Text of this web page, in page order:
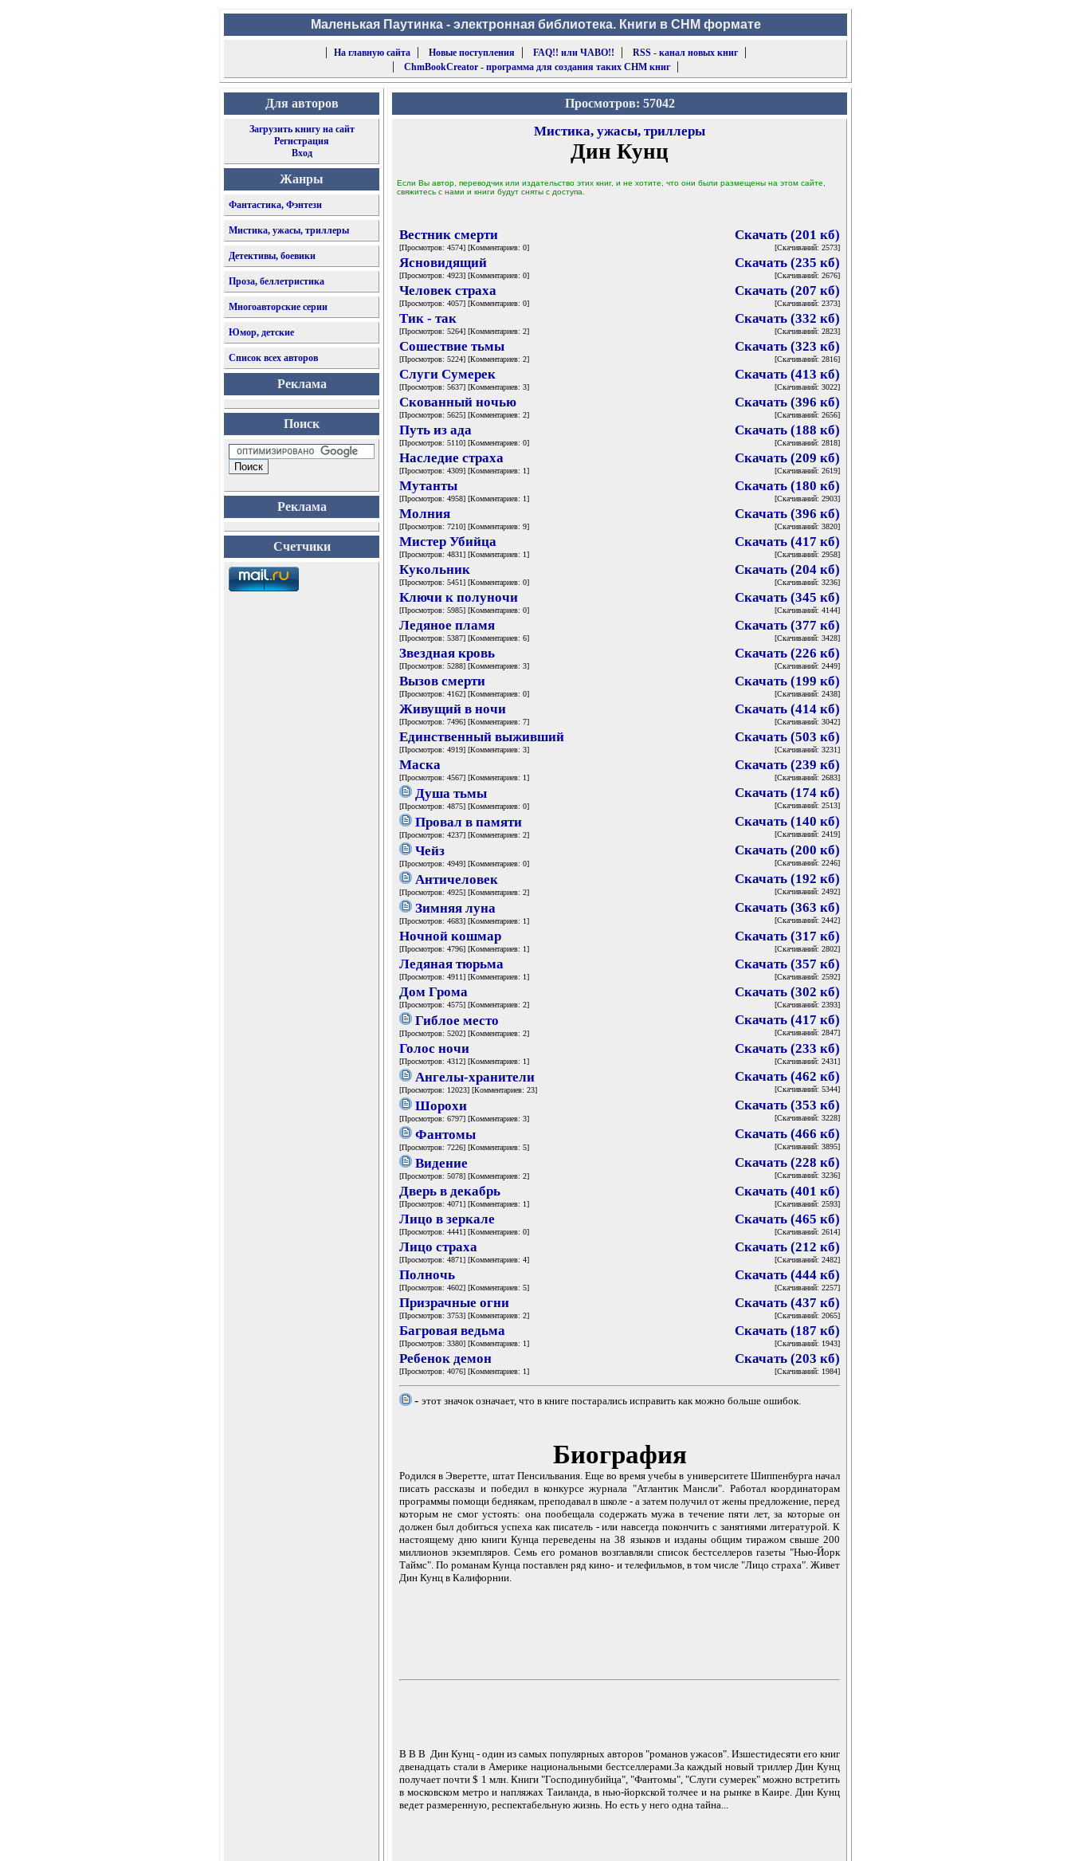
Маленькая Паутинка - электронная библиотека. Книги в CHM формате
|
На главную сайта| Новые поступления | FAQ!! или ЧАВО!! | RSS - канал новых книг|
|
ChmBookCreator - программа для создания таких CHM книг|
Для авторов
Загрузить книгу на сайт
Регистрация
Вход
Жанры
Фантастика, Фэнтези
Мистика, ужасы, триллеры
Детективы, боевики
Проза, беллетристика
Многоавторские серии
Юмор, детские
Список всех авторов
Реклама
Поиск
Реклама
Счетчики
Просмотров: 57042
Мистика, ужасы, триллеры
Дин Кунц
Если Вы автор, переводчик или издательство этих книг, и не хотите, что они были размещены на этом сайте,
свяжитесь с нами и книги будут сняты с доступа.
Вестник смерти
[Просмотров: 4574] [Комментариев: 0]
Скачать (201 кб)
[Скачиваний: 2573]
Ясновидящий
[Просмотров: 4923] [Комментариев: 0]
Скачать (235 кб)
[Скачиваний: 2676]
Человек страха
[Просмотров: 4057] [Комментариев: 0]
Скачать (207 кб)
[Скачиваний: 2373]
Тик - так
[Просмотров: 5264] [Комментариев: 2]
Скачать (332 кб)
[Скачиваний: 2823]
Сошествие тьмы
[Просмотров: 5224] [Комментариев: 2]
Скачать (323 кб)
[Скачиваний: 2816]
Слуги Сумерек
[Просмотров: 5637] [Комментариев: 3]
Скачать (413 кб)
[Скачиваний: 3022]
Скованный ночью
[Просмотров: 5625] [Комментариев: 2]
Скачать (396 кб)
[Скачиваний: 2656]
Путь из ада
[Просмотров: 5110] [Комментариев: 0]
Скачать (188 кб)
[Скачиваний: 2818]
Наследие страха
[Просмотров: 4309] [Комментариев: 1]
Скачать (209 кб)
[Скачиваний: 2619]
Мутанты
[Просмотров: 4958] [Комментариев: 1]
Скачать (180 кб)
[Скачиваний: 2903]
Молния
[Просмотров: 7210] [Комментариев: 9]
Скачать (396 кб)
[Скачиваний: 3820]
Мистер Убийца
[Просмотров: 4831] [Комментариев: 1]
Скачать (417 кб)
[Скачиваний: 2958]
Кукольник
[Просмотров: 5451] [Комментариев: 0]
Скачать (204 кб)
[Скачиваний: 3236]
Ключи к полуночи
[Просмотров: 5985] [Комментариев: 0]
Скачать (345 кб)
[Скачиваний: 4144]
Ледяное пламя
[Просмотров: 5387] [Комментариев: 6]
Скачать (377 кб)
[Скачиваний: 3428]
Звездная кровь
[Просмотров: 5288] [Комментариев: 3]
Скачать (226 кб)
[Скачиваний: 2449]
Вызов смерти
[Просмотров: 4162] [Комментариев: 0]
Скачать (199 кб)
[Скачиваний: 2438]
Живущий в ночи
[Просмотров: 7496] [Комментариев: 7]
Скачать (414 кб)
[Скачиваний: 3042]
Единственный выживший
[Просмотров: 4919] [Комментариев: 3]
Скачать (503 кб)
[Скачиваний: 3231]
Маска
[Просмотров: 4567] [Комментариев: 1]
Скачать (239 кб)
[Скачиваний: 2683]
Душа тьмы
[Просмотров: 4875] [Комментариев: 0]
Скачать (174 кб)
[Скачиваний: 2513]
Провал в памяти
[Просмотров: 4237] [Комментариев: 2]
Скачать (140 кб)
[Скачиваний: 2419]
Чейз
[Просмотров: 4949] [Комментариев: 0]
Скачать (200 кб)
[Скачиваний: 2246]
Античеловек
[Просмотров: 4925] [Комментариев: 2]
Скачать (192 кб)
[Скачиваний: 2492]
Зимняя луна
[Просмотров: 4683] [Комментариев: 1]
Скачать (363 кб)
[Скачиваний: 2442]
Ночной кошмар
[Просмотров: 4796] [Комментариев: 1]
Скачать (317 кб)
[Скачиваний: 2802]
Ледяная тюрьма
[Просмотров: 4911] [Комментариев: 1]
Скачать (357 кб)
[Скачиваний: 2592]
Дом Грома
[Просмотров: 4575] [Комментариев: 2]
Скачать (302 кб)
[Скачиваний: 2393]
Гиблое место
[Просмотров: 5202] [Комментариев: 2]
Скачать (417 кб)
[Скачиваний: 2847]
Голос ночи
[Просмотров: 4312] [Комментариев: 1]
Скачать (233 кб)
[Скачиваний: 2431]
Ангелы-хранители
[Просмотров: 12023] [Комментариев: 23]
Скачать (462 кб)
[Скачиваний: 5344]
Шорохи
[Просмотров: 6797] [Комментариев: 3]
Скачать (353 кб)
[Скачиваний: 3228]
Фантомы
[Просмотров: 7226] [Комментариев: 5]
Скачать (466 кб)
[Скачиваний: 3895]
Видение
[Просмотров: 5078] [Комментариев: 2]
Скачать (228 кб)
[Скачиваний: 3236]
Дверь в декабрь
[Просмотров: 4071] [Комментариев: 1]
Скачать (401 кб)
[Скачиваний: 2593]
Лицо в зеркале
[Просмотров: 4441] [Комментариев: 0]
Скачать (465 кб)
[Скачиваний: 2614]
Лицо страха
[Просмотров: 4871] [Комментариев: 4]
Скачать (212 кб)
[Скачиваний: 2482]
Полночь
[Просмотров: 4602] [Комментариев: 5]
Скачать (444 кб)
[Скачиваний: 2257]
Призрачные огни
[Просмотров: 3753] [Комментариев: 2]
Скачать (437 кб)
[Скачиваний: 2065]
Багровая ведьма
[Просмотров: 3380] [Комментариев: 1]
Скачать (187 кб)
[Скачиваний: 1943]
Ребенок демон
[Просмотров: 4076] [Комментариев: 1]
Скачать (203 кб)
[Скачиваний: 1984]
- этот значок означает, что в книге постарались исправить как можно больше ошибок.
Биография
Родился в Эверетте, штат Пенсильвания. Еще во время учебы в университете Шиппенбурга начал
писать рассказы и победил в конкурсе журнала "Атлантик Мансли". Работал координаторам
программы помощи беднякам, преподавал в школе - а затем получил от жены предложение, перед
которым не смог устоять: она пообещала содержать мужа в течение пяти лет, за которые он
должен был добиться успеха как писатель - или навсегда покончить с занятиями литературой. К
настоящему дню книги Кунца переведены на 38 языков и изданы общим тиражом свыше 200
миллионов экземпляров. Семь его романов возглавляли список бестселлеров газеты "Нью-Йорк
Таймс". По романам Кунца поставлен ряд кино- и телефильмов, в том числе "Лицо страха". Живет
Дин Кунц в Калифорнии.
В В В Дин Кунц - один из самых популярных авторов "романов ужасов". Изшестидесяти его книг
двенадцать стали в Америке национальными бестселлерами.За каждый новый триллер Дин Кунц
получает почти $ 1 млн. Книги "Господинубийца", "Фантомы", "Слуги сумерек" можно встретить
в московском метро и напляжах Таиланда, в нью-йоркской толчее и на рынке в Каире. Дин Кунц
ведет размеренную, респектабельную жизнь. Но есть у него одна тайна...